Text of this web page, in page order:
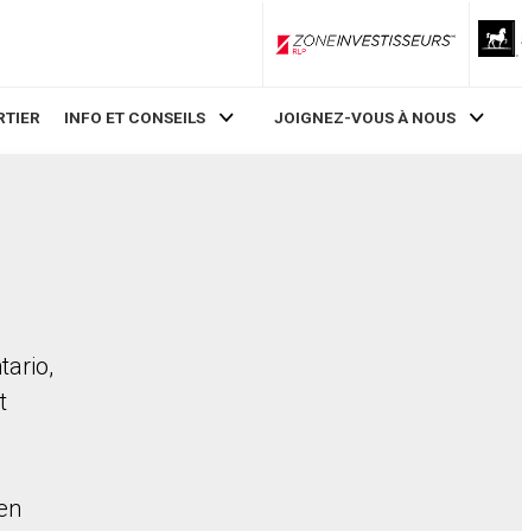
ZoneInvestisseurs RLP
INFO ET CONSEILS JOIGNEZ-VOUS À NOUS